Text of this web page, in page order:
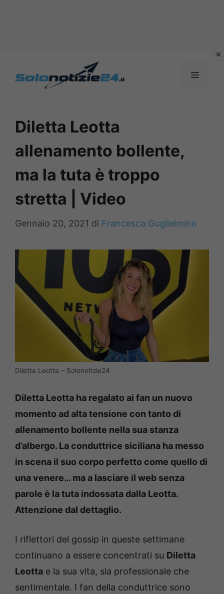
MENU
Diletta Leotta
allenamento bollente,
ma la tuta è troppo
stretta | Video
Gennaio 20, 2021 di Francesca Guglielmino
Diletta Leotta – Solonotizie24
Diletta Leotta ha regalato ai fan un nuovo
momento ad alta tensione con tanto di
allenamento bollente nella sua stanza
d’albergo. La conduttrice siciliana ha messo
in scena il suo corpo perfetto come quello di
una venere… ma a lasciare il web senza
parole è la tuta indossata dalla Leotta.
Attenzione dal dettaglio.
I riflettori del gossip in queste settimane
continuano a essere concentrati su Diletta
Leotta e la sua vita, sia professionale che
sentimentale. I fan della conduttrice sono